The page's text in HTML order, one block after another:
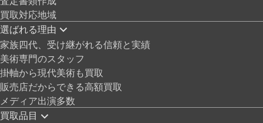
買取対応地域
選ばれる理由
家族四代、受け継がれる信頼と実績
美術専門のスタッフ
掛軸から現代美術も買取
販売店だからできる高額買取
メディア出演多数
買取品目